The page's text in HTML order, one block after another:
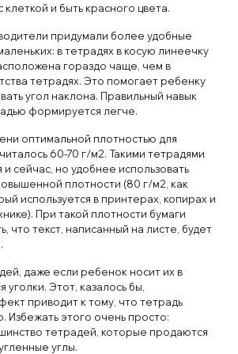
клеткой и быть красного цвета.
придумали более удобные
в тетрадях в косую линеечку
гораздо чаще, чем в
тетрадях. Это помогает ребенку
угол наклона. Правильный навык
формируется легче.
оптимальной плотностью для
60-70 г/м2. Такими тетрадями
и сейчас, но удобнее использовать
плотности (80 г/м2, как
используется в принтерах, копирах и
При такой плотности бумаги
что текст, написанный на листе, будет
даже если ребенок носит их в
уголки. Этот, казалось бы,
приводит к тому, что тетрадь
Избежать этого очень просто:
тетрадей, которые продаются
углы.